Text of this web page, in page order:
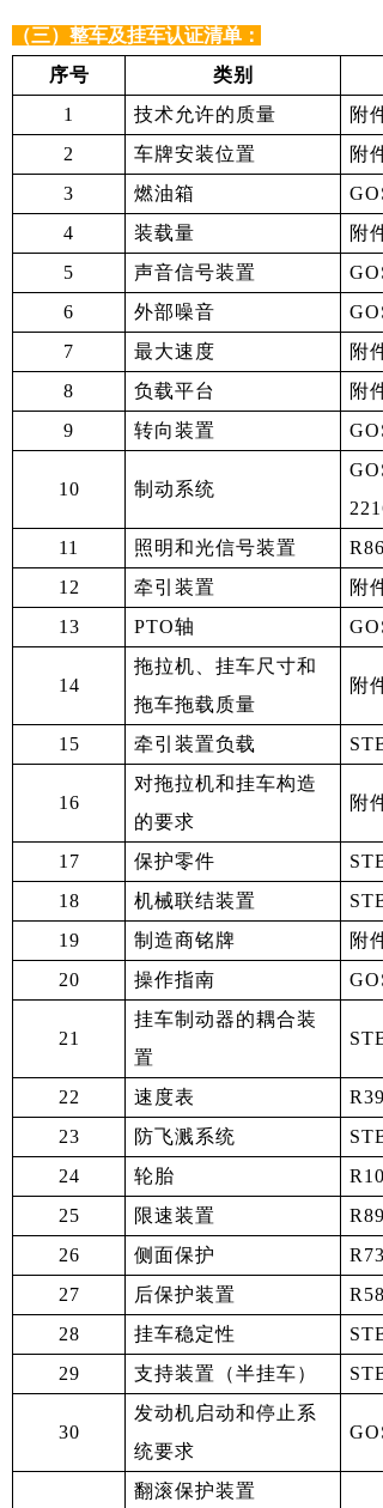
（三）整车及挂车认证清单：
序号
类别
1
技术允许的质量
附
2
车牌安装位置
附
3
燃油箱
4
装载量
附
5
声音信号装置
6
外部噪音
7
最大速度
附
8
负载平台
附
9
转向装置
10 制动系统
11
照明和光信号装置
12
牵引装置
附
13
PTO轴
14
拖拉机、挂车尺寸和
拖车拖载质量
附
15 牵引装置负载
16
对拖拉机和挂车构造
的要求
附
17 保护零件
18
机械联结装置
19
制造商铭牌
附
20
操作指南
21
挂车制动器的耦合装
置
22 速度表
23
防飞溅系统
24
轮胎
25
限速装置
R89
26
侧面保护
27
后保护装置
28
挂车稳定性
29
支持装置（半挂车）
30
发动机启动和停止系
统要求
翻滚保护装置